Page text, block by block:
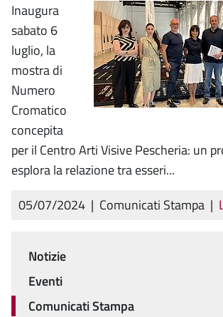
Inaugura
sabato 6
luglio, la
mostra di
Numero
Cromatico
concepita
per il Centro Arti Visive Pescheria: un
esplora la relazione tra esseri...
05/07/2024 | Comunicati Stampa |
Menu
Notizie
Eventi
Comunicati Stampa